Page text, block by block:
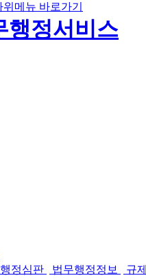
위메뉴 바로가기
행정심판 법무행정정보 규